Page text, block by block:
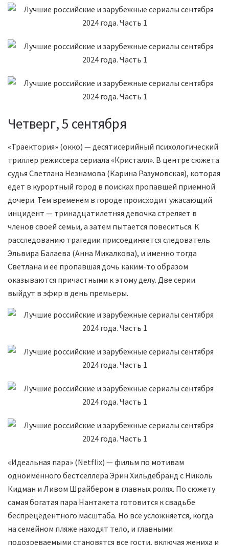
Четверг, 5 сентября
«Траектория» (окко) — десятисерийный психологический
триллер режиссера сериала «Кристалл». В центре сюжета
судья Светлана Незнамова (Карина Разумовская), которая
едет в курортный город в поисках пропавшей приемной
дочери. Тем временем в городе происходит ужасающий
инцидент — тринадцатилетняя девочка стреляет в
членов своей семьи, а затем пытается повеситься. К
расследованию трагедии присоединяется следователь
Эльвира Балаева (Анна Михалкова), и именно тогда
Светлана и ее пропавшая дочь каким-то образом
оказываются причастными к этому делу. Две серии
выйдут в эфир в день премьеры.
«Идеальная пара» (Netflix) — фильм по мотивам
одноимённого бестселлера Эрин Хильдебранд с Николь
Кидман и Ливом Шрайбером в главных ролях. По сюжету
самая богатая пара Нантакета готовится к свадьбе
беспрецедентного масштаба. Но все усложняется, когда
на семейном пляже находят тело, и главными
подозреваемыми становятся все гости, включая жениха и